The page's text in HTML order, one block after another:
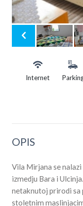
Internet
OPIS
Vila Mirjana se
izmedju Bara i
netaknutoj prirodi sa
stoletnim